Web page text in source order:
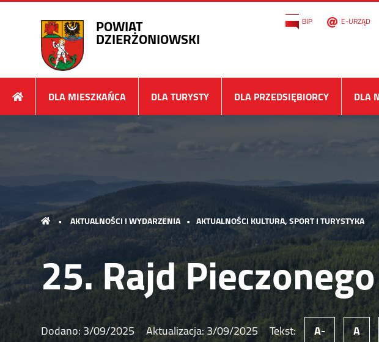
POWIAT
DZIERŻONIOWSKI
BIP E-URZĄD
DLA MIESZKAŃCA DLA TURYSTY DLA PRZEDSIĘBIORCY DLA
• AKTUALNOŚCI I WYDARZENIA • AKTUALNOŚCI KULTURA, SPORT I TURYSTYKA
25. Rajd
Dodano:3/09/2025 Aktualizacja:3/09/2025 Tekst: A- A